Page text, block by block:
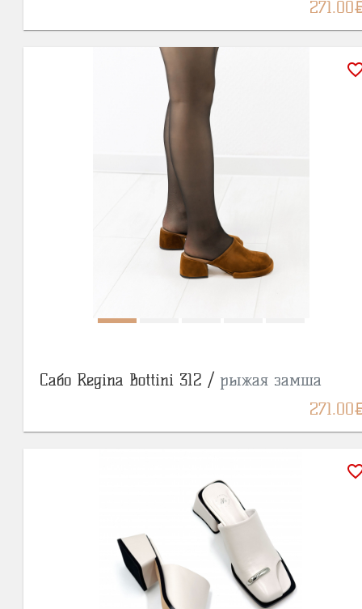
271.00
Сабо Regina Bottini 312 / рыжая замша
271.00